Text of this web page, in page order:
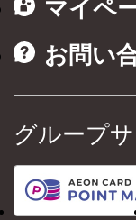
マイペ
お問い
グループ